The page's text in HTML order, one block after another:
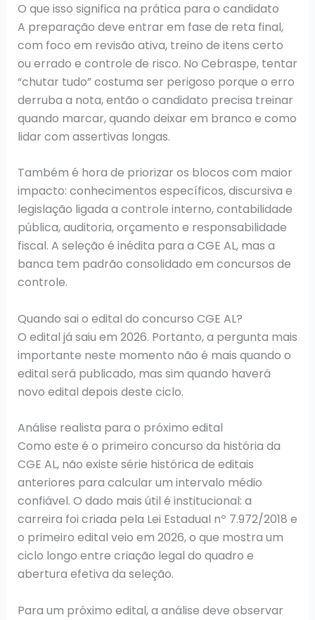
O que isso significa na prática para o candidato
A preparação deve entrar em fase de reta final,
com foco em revisão ativa, treino de itens certo
ou errado e controle de risco. No Cebraspe, tentar
“chutar tudo” costuma ser perigoso porque o erro
derruba a nota, então o candidato precisa treinar
quando marcar, quando deixar em branco e como
lidar com assertivas longas.
Também é hora de priorizar os blocos com maior
impacto: conhecimentos específicos, discursiva e
legislação ligada a controle interno, contabilidade
pública, auditoria, orçamento e responsabilidade
fiscal. A seleção é inédita para a CGE AL, mas a
banca tem padrão consolidado em concursos de
controle.
Quando sai o edital do concurso CGE AL?
O edital já saiu em 2026. Portanto, a pergunta mais
importante neste momento não é mais quando o
edital será publicado, mas sim quando haverá
novo edital depois deste ciclo.
Análise realista para o próximo edital
Como este é o primeiro concurso da história da
CGE AL, não existe série histórica de editais
anteriores para calcular um intervalo médio
confiável. O dado mais útil é institucional: a
carreira foi criada pela Lei Estadual nº 7.972/2018 e
o primeiro edital veio em 2026, o que mostra um
ciclo longo entre criação legal do quadro e
abertura efetiva da seleção.
Para um próximo edital, a análise deve observar